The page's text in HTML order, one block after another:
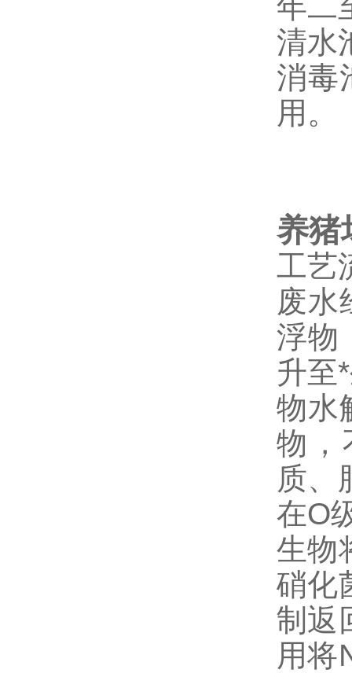
清水
消毒
用。
养猪
工艺
废水
浮物
升至
物水
物，
质、
在O
生物
硝化
制返
用将